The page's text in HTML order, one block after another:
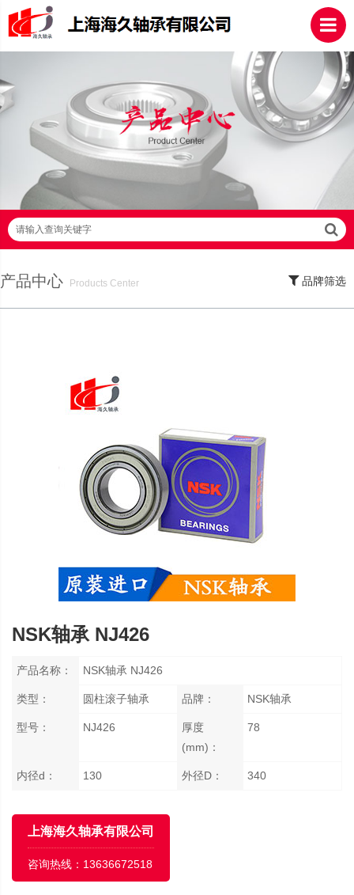
请输入查询关键字
产品中心
Products Center
品牌筛选
NSK轴承 NJ426
产品名称： NSK轴承 NJ426
类型： 圆柱滚子轴承 品牌： NSK轴承
型号： NJ426
厚度
(mm)：
78
内径d： 130 外径D： 340
上海海久轴承有限公司
咨询热线： 13636672518